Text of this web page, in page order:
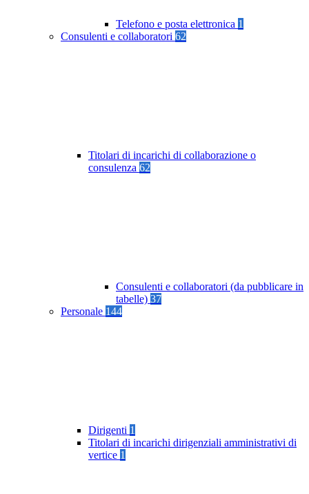
Telefono e posta elettronica 1
Consulenti e collaboratori 62
Titolari di incarichi di collaborazione o
consulenza 62
Consulenti e collaboratori (da pubblicare in
tabelle) 37
Personale 144
Dirigenti 1
Titolari di incarichi dirigenziali amministrativi di
vertice 1